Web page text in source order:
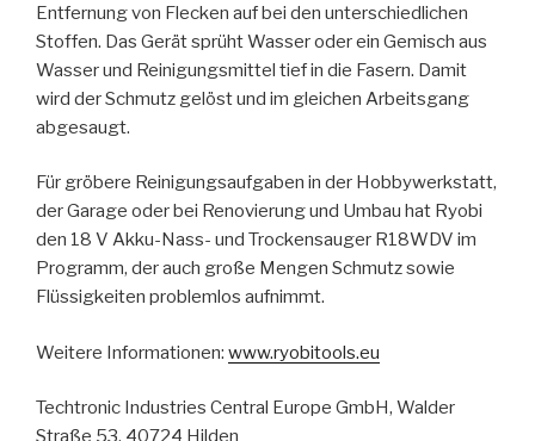
Entfernung von Flecken auf bei den unterschiedlichen
Stoffen. Das Gerät sprüht Wasser oder ein Gemisch aus
Wasser und Reinigungsmittel tief in die Fasern. Damit
wird der Schmutz gelöst und im gleichen Arbeitsgang
abgesaugt.
Für gröbere Reinigungsaufgaben in der Hobbywerkstatt,
der Garage oder bei Renovierung und Umbau hat Ryobi
den 18 V Akku-Nass- und Trockensauger R18WDV im
Programm, der auch große Mengen Schmutz sowie
Flüssigkeiten problemlos aufnimmt.
Weitere Informationen: www.ryobitools.eu
Techtronic Industries Central Europe GmbH, Walder
Straße 53, 40724 Hilden